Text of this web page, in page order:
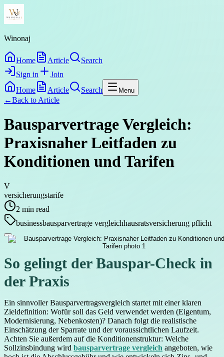
Winonaj
Home Article
Search
Sign in
Join
Home
Article Search Menu
←Back to Article
Bausparvertrage Vergleich:
Praxisnaher Leitfaden zu
Konditionen und Tarifen
V
versicherungstarife
2 min read
businessbausparvertrage vergleichhausratsversicherung pflicht
So gelingt der Bauspar-Check in
der Praxis
Ein sinnvoller Bausparvertragsvergleich startet mit einer klaren
Zieldefinition: Wofür soll das Geld verwendet werden (Eigentum,
Modernisierung, Nebenkosten)? Danach folgt die realistische
Einschätzung der Sparrate und der voraussichtlichen Laufzeit.
Achten Sie außerdem auf die Konditionenstruktur: Welche
Sollzinsbindung wird bausparvertrage vergleich angeboten, wie